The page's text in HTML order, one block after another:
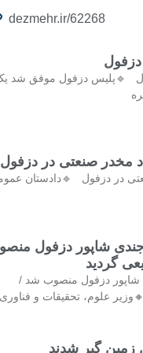
dezmehr.ir/62268
دزفول
🔹پلیس دزفول موفق شد
مخدر صنعتی در دزفول
در دزفول 🔹دادستان
شاپور دزفول
گردید
دزفول منصوب شد /
علوم، تحقیقات و فناوری
زمین گیر شدند